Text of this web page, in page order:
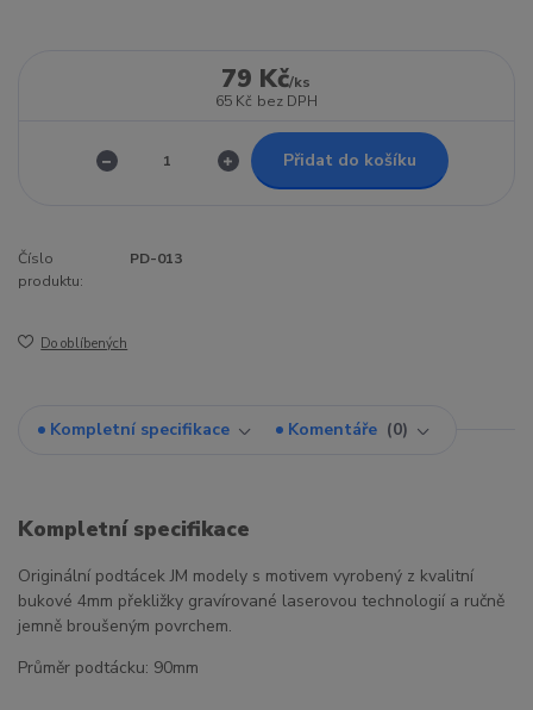
79 Kč/ks
65 Kč bez DPH
Přidat do košíku
Číslo
produktu:
PD-013
Do oblíbených
Kompletní specifikace Komentáře 0
Kompletní specifikace
Originální podtácek JM modely s motivem vyrobený z kvalitní
bukové 4mm překližky gravírované laserovou technologií a ručně
jemně broušeným povrchem.
Průměr podtácku: 90mm